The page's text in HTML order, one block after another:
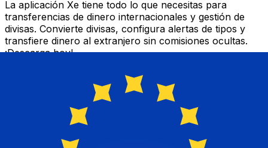
La aplicación Xe tiene todo lo que necesitas para
transferencias de dinero internacionales y gestión de
divisas. Convierte divisas, configura alertas de tipos y
transfiere dinero al extranjero sin comisiones ocultas.
¡Descarga hoy!